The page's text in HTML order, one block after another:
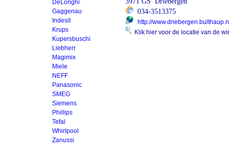
DeLonghi
Gaggenau
Indesit
Krups
Kupersbuschi
Liebherr
Magimix
Miele
NEFF
Panasonic
SMEG
Siemens
Phillips
Tefal
Whirlpool
Zanussi
034-3513375
http://
Klik hier voor de locatie van de